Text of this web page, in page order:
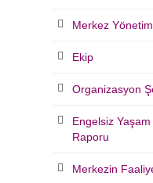
Merkez
Ekip
Organizasyon
Engelsiz
Raporu
Merkezin